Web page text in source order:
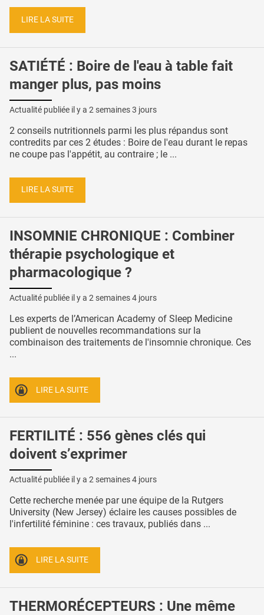
LIRE LA SUITE
SATIÉTÉ : Boire de l'eau à table fait
manger plus, pas moins
Actualité publiée il y a 2 semaines 3 jours
2 conseils nutritionnels parmi les plus répandus sont
contredits par ces 2 études : Boire de l'eau durant le repas
ne coupe pas l'appétit, au contraire ; le ...
LIRE LA SUITE
INSOMNIE CHRONIQUE : Combiner
thérapie psychologique et
pharmacologique ?
Actualité publiée il y a 2 semaines 4 jours
Les experts de l’American Academy of Sleep Medicine
publient de nouvelles recommandations sur la
combinaison des traitements de l'insomnie chronique. Ces
...
LIRE LA SUITE
FERTILITÉ : 556 gènes clés qui
doivent s’exprimer
Actualité publiée il y a 2 semaines 4 jours
Cette recherche menée par une équipe de la Rutgers
University (New Jersey) éclaire les causes possibles de
l'infertilité féminine : ces travaux, publiés dans ...
LIRE LA SUITE
THERMORÉCEPTEURS : Une même